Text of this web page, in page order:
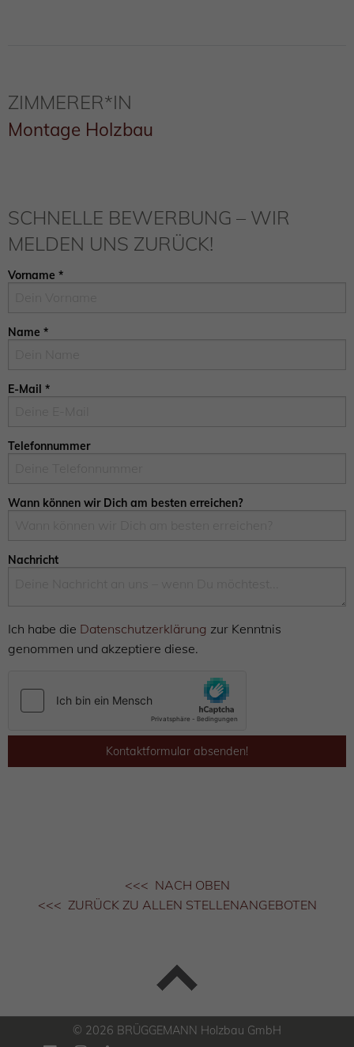
ZIMMERER*IN
Montage Holzbau
SCHNELLE BEWERBUNG – WIR
MELDEN UNS ZURÜCK!
Vorname *
Name *
E-Mail *
Telefonnummer
Wann können wir Dich am besten erreichen?
Nachricht
Ich habe die Datenschutzerklärung zur Kenntnis
genommen und akzeptiere diese.
Kontaktformular absenden!
<<< NACH OBEN
<<< ZURÜCK ZU ALLEN STELLENANGEBOTEN
© 2026 BRÜGGEMANN Holzbau GmbH